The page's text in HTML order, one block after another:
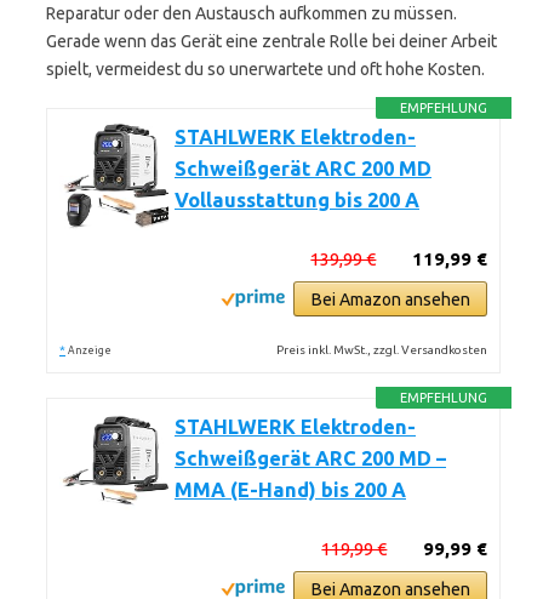
Reparatur oder den Austausch aufkommen zu müssen.
Gerade wenn das Gerät eine zentrale Rolle bei deiner Arbeit
spielt, vermeidest du so unerwartete und oft hohe Kosten.
EMPFEHLUNG
STAHLWERK Elektroden-
Schweißgerät ARC 200 MD
Vollausstattung bis 200 A
119,99 €
139,99 €
Bei Amazon ansehen
* Anzeige Preis inkl. MwSt., zzgl. Versandkosten
EMPFEHLUNG
STAHLWERK Elektroden-
Schweißgerät ARC 200 MD –
MMA (E-Hand) bis 200 A
99,99 €
119,99 €
Bei Amazon ansehen